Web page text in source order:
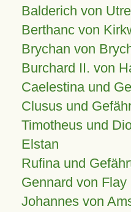
Balderich von
Berthanc von
Brychan von
Burchard II. von
Caelestina und
Clusus und
Timotheus und
Elstan
Rufina und
Gennard von Flay
Johannes von